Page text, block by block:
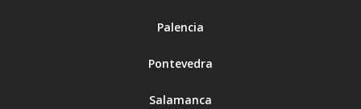
Palencia
Pontevedra
Salamanca